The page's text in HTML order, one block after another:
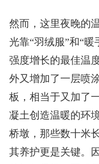
然而，这里夜晚的
光靠“羽绒服”和“
强度增长的最佳温
外又增加了一层喷
板，相当于又加了
凝土创造温暖的环
桥墩，那些数十米
其养护更是关键。